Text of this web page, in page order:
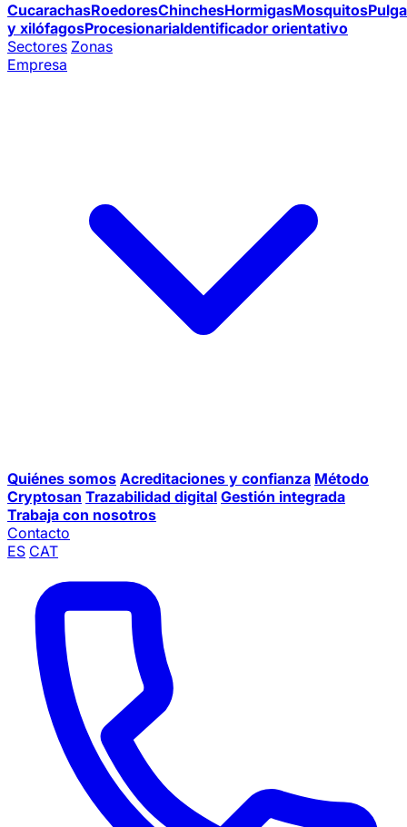
CucarachasRoedoresChinchesHormigasMosquitos
y xilófagosProcesionariaIdentificador orientativo
Sectores Zonas
Empresa
Quiénes somos Acreditaciones y confianza Método
Cryptosan Trazabilidad digital Gestión integrada
Trabaja con nosotros
Contacto
ES CAT